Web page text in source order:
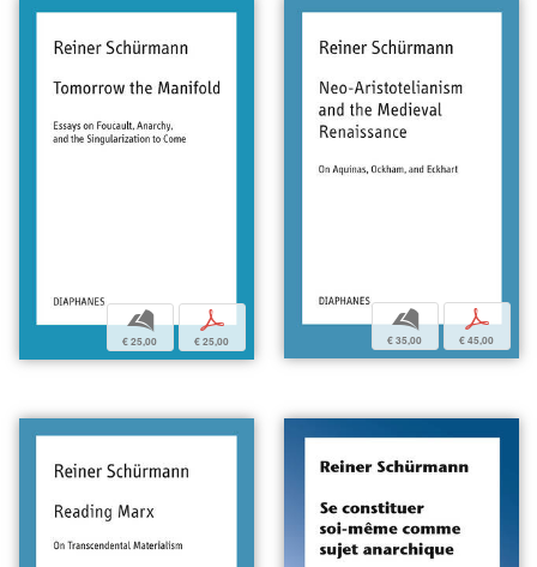
b
€ 25,00
p
€ 25,00
b
€ 35,00
p
€ 45,00